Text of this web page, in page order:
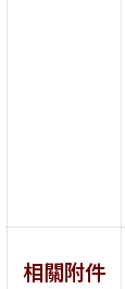
相關附件